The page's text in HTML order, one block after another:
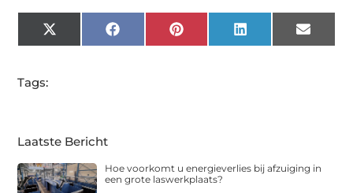
X
(Twitter)
FacebookPinterest LinkedIn Email
Tags:
Laatste Bericht
Hoe voorkomt u energieverlies bij afzuiging in
een grote laswerkplaats?